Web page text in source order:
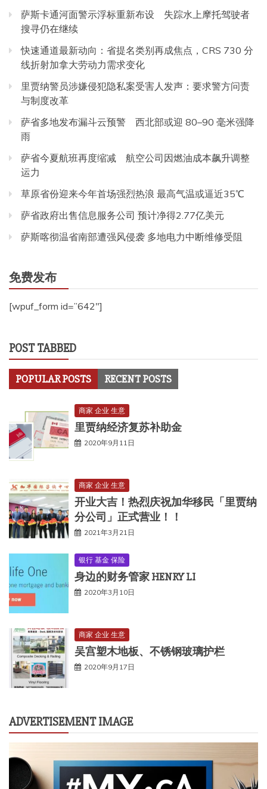
萨斯卡通河面警示浮标重新布设 失踪水上摩托驾驶者
搜寻仍在继续
快速通道最新动向：省提名类别再成焦点，CRS 730 分
线折射加拿大劳动力需求变化
里贾纳警员涉嫌侵犯隐私案受害人发声：要求警方问责
与制度改革
萨省多地发布漏斗云预警 西北部或迎 80–90 毫米强降
雨
萨省今夏航班再度缩减 航空公司因燃油成本飙升调整
运力
草原省份迎来今年首场强烈热浪 最高气温或逼近35℃
萨省政府出售信息服务公司 预计净得2.77亿美元
萨斯喀彻温省南部遭强风侵袭 多地电力中断维修受阻
免费发布
[wpuf_form id=”642″]
POST TABBED
POPULAR POSTS RECENT POSTS
商家 企业 生意
里贾纳经济复苏补助金
2020年9月11日
商家 企业 生意
开业大吉！热烈庆祝加华移民「里贾纳
分公司」正式营业！！
2021年3月21日
银行 基金 保险
身边的财务管家 HENRY LI
2020年3月10日
商家 企业 生意
吴宫塑木地板、不锈钢玻璃护栏
2020年9月17日
ADVERTISEMENT IMAGE